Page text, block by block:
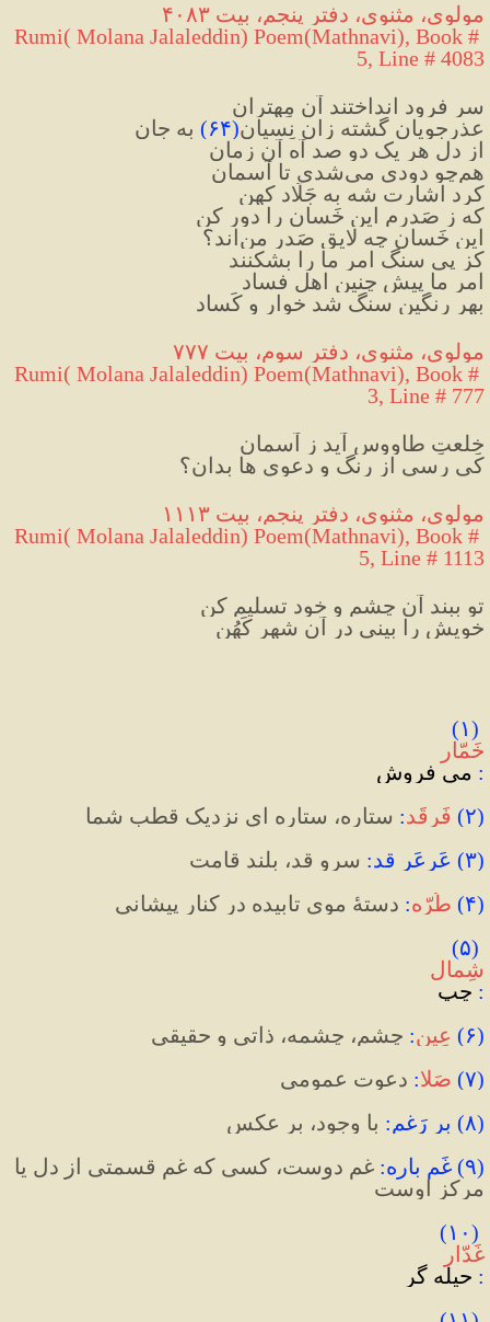
مولوی، مثنوی، دفتر پنجم، بیت ۴۰۸۳
Rumi( Molana Jalaleddin) Poem(Mathnavi), Book #
5, Line # 4083
سر فرود انداختند آن مِهتران
عذرجویان گشته زان نِسیان(۶۴) به جان
از دلِ هر یک دو صد آه آن زمان
هم‌چو دودی می‌شدی تا آسمان
کرد اشارت شه به جَلّاد کهن
که ز صَدرم این خَسان را دور کن
این خَسان چه لایقِ صَدرِ من‌اند؟
کز پی سنگ امرِ ما را بشکنند
امرِ ما پیش چنین اهلِ فساد
بهر رنگین سنگ شد خوار و کَساد
مولوی، مثنوی، دفتر سوم، بیت ۷۷۷
Rumi( Molana Jalaleddin) Poem(Mathnavi), Book #
3, Line # 777
خِلعتِ طاووس آید ز آسمان
کی رسی از رنگ و دعوی ها بدان؟
مولوی، مثنوی، دفتر پنجم، بیت ۱۱۱۳
Rumi( Molana Jalaleddin) Poem(Mathnavi), Book #
5, Line # 1113
تو ببند آن چشم و خود تسلیم کن
خویش را بینی در آن شهر کَهُن
(۱)
خَمّار
: می فروش
(۲) فَرقَد: ستاره، ستاره ای نزدیک قطب شما
(۳) عَرعَر قد: سرو قد، بلند قامت
(۴) طُرّه: دستۀ موی تابیده در کنار پیشانی
(۵)
شِمال
: چپ
(۶) عِین: چشم، چشمه، ذاتی و حقیقی
(۷) صَلا: دعوت عمومی
(۸) بر رَغم: با وجود، بر عکس
(۹) غَم باره:
مرکز اوست
(۱۰)
: حیله گر